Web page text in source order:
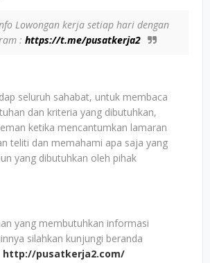
Lowongan kerja setiap hari dengan
: https://t.me/pusatkerja2
seluruh sahabat, untuk membaca
dan kriteria yang dibutuhkan,
ketika mencantumkan lamaran
teliti dan memahami apa saja yang
yang dibutuhkan oleh pihak
yang membutuhkan informasi
silahkan kunjungi beranda
http://pusatkerja2.com/